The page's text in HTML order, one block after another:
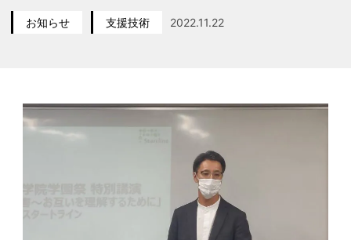
へ
移
カテゴリー
お知らせ
カテゴリー
支援技術
投稿日
2022.11.22